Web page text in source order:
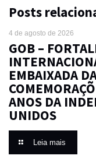
Posts
4 de agosto de 2026
GOB –
EMBAIXADA
ANOS DA
UNIDOS
Leia mais